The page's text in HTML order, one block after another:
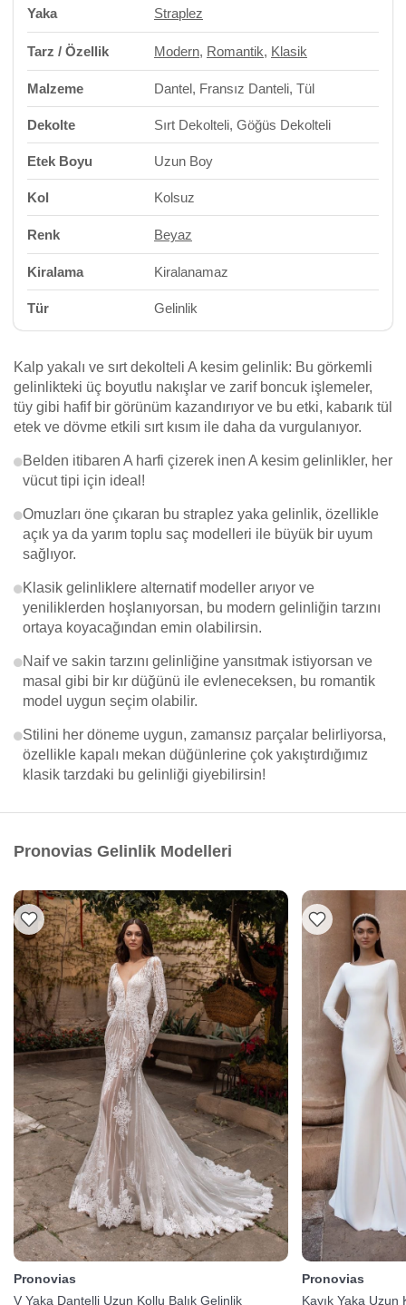
Yaka Straplez
Tarz / Özellik Modern, Romantik, Klasik
Malzeme Dantel, Fransız Danteli, Tül
Dekolte Sırt Dekolteli, Göğüs Dekolteli
Etek Boyu Uzun Boy
Kol Kolsuz
Renk Beyaz
Kiralama Kiralanamaz
Tür Gelinlik
Kalp yakalı ve sırt dekolteli A kesim gelinlik: Bu görkemli
gelinlikteki üç boyutlu nakışlar ve zarif boncuk işlemeler,
tüy gibi hafif bir görünüm kazandırıyor ve bu etki, kabarık tül
etek ve dövme etkili sırt kısım ile daha da vurgulanıyor.
Belden itibaren A harfi çizerek inen A kesim gelinlikler, her
vücut tipi için ideal!
Omuzları öne çıkaran bu straplez yaka gelinlik, özellikle
açık ya da yarım toplu saç modelleri ile büyük bir uyum
sağlıyor.
Klasik gelinliklere alternatif modeller arıyor ve
yeniliklerden hoşlanıyorsan, bu modern gelinliğin tarzını
ortaya koyacağından emin olabilirsin.
Naif ve sakin tarzını gelinliğine yansıtmak istiyorsan ve
masal gibi bir kır düğünü ile evleneceksen, bu romantik
model uygun seçim olabilir.
Stilini her döneme uygun, zamansız parçalar belirliyorsa,
özellikle kapalı mekan düğünlerine çok yakıştırdığımız
klasik tarzdaki bu gelinliği giyebilirsin!
Pronovias Gelinlik Modelleri
Pronovias
V Yaka Dantelli Uzun Kollu Balık Gelinlik
Pronovias
Kayık Yaka Uzun